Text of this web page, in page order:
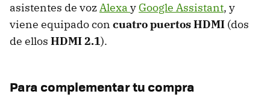
asistentes de vozAlexa y Google Assistant, y
viene equipado con cuatro puertos HDMI (dos
de ellos HDMI 2.1).
Para complementar tu compra